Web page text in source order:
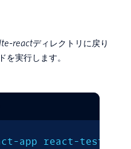
reactディレクトリに戻り
を実行します。